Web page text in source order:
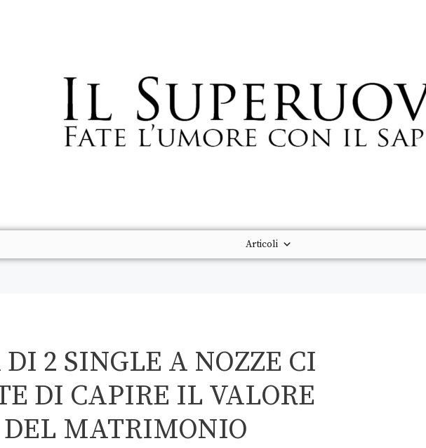
Articoli
DI 2 SINGLE A NOZZE CI
DI CAPIRE IL VALORE
MATRIMONIO